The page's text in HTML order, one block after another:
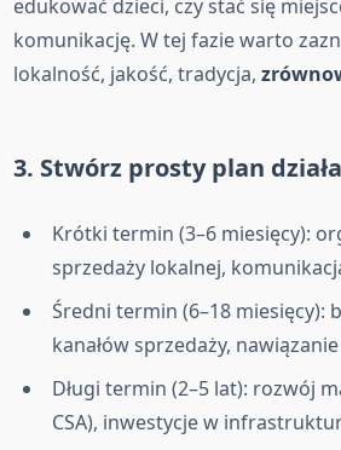
edukować dzieci, czy stać się
komunikację. W tej fazie warto
lokalność, jakość, tradycja,
3. Stwórz prosty plan
Krótki termin (3–6 miesięcy):
sprzedaży lokalnej,
Średni termin (6–18 miesięcy):
kanałów sprzedaży, nawiązanie
Długi termin (2–5 lat): rozwój
CSA), inwestycje w